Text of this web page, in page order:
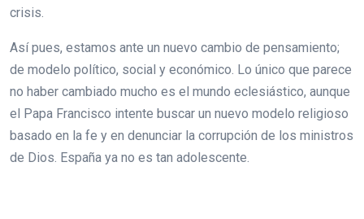
crisis.
Así pues, estamos ante un nuevo cambio de pensamiento;
de modelo político, social y económico. Lo único que parece
no haber cambiado mucho es el mundo eclesiástico, aunque
el Papa Francisco intente buscar un nuevo modelo religioso
basado en la fe y en denunciar la corrupción de los ministros
de Dios. España ya no es tan adolescente.